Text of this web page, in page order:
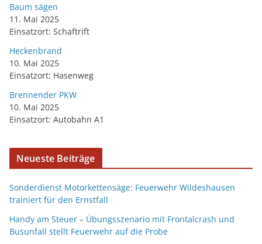
Baum sägen
11. Mai 2025
Einsatzort: Schaftrift
Heckenbrand
10. Mai 2025
Einsatzort: Hasenweg
Brennender PKW
10. Mai 2025
Einsatzort: Autobahn A1
Neueste Beiträge
Sonderdienst Motorkettensäge: Feuerwehr Wildeshausen
trainiert für den Ernstfall
Handy am Steuer – Übungsszenario mit Frontalcrash und
Busunfall stellt Feuerwehr auf die Probe